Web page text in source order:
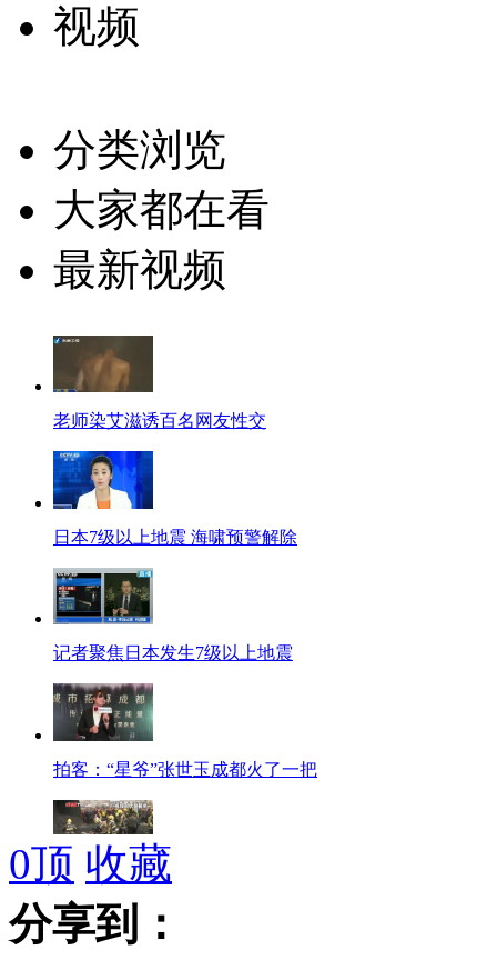
视频
分类浏览
大家都在看
最新视频
老师染艾滋诱百名网友性交
日本7级以上地震 海啸预警解除
记者聚焦日本发生7级以上地震
拍客：“星爷”张世玉成都火了一把
拍客：50吨煤“活埋”轿车
0顶 收藏
分享到：